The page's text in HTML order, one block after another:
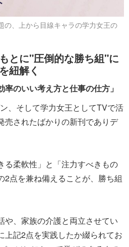
の、上から目線キャラの学力女王の
とに"圧倒的な勝ち組"に
紐解く
率のいい考え方と仕事の仕方」
、そして学力女王としてTVで活
売されたばかりの新刊でありデ
る柔軟性」と「注力すべきもの
2点を兼ね備えることが、勝ち組
や、家族の介護と両立させてい
上記2点を実践したか綴られてお